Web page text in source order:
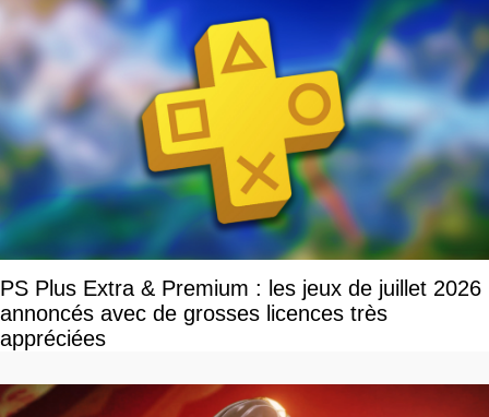
PS Plus Extra & Premium : les jeux de juillet 2026
annoncés avec de grosses licences très
appréciées